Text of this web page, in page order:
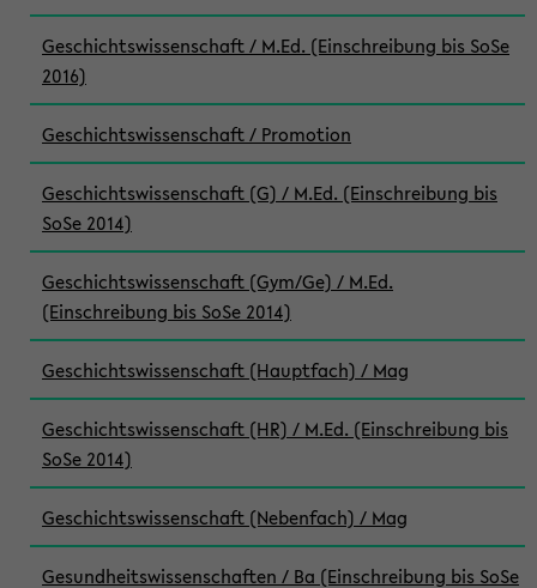
Geschichtswissenschaft / M.Ed. (Einschreibung bis SoSe
2016)
Geschichtswissenschaft / Promotion
Geschichtswissenschaft (G) / M.Ed. (Einschreibung bis
SoSe 2014)
Geschichtswissenschaft (Gym/Ge) / M.Ed.
(Einschreibung bis SoSe 2014)
Geschichtswissenschaft (Hauptfach) / Mag
Geschichtswissenschaft (HR) / M.Ed. (Einschreibung bis
SoSe 2014)
Geschichtswissenschaft (Nebenfach) / Mag
Gesundheitswissenschaften / Ba (Einschreibung bis SoSe